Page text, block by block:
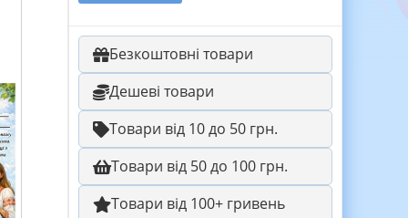
Безкоштовні товари
Дешеві товари
Товари від 10 до 50 грн.
Товари від 50 до 100 грн.
Товари від 100+ гривень